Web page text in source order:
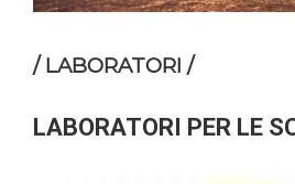
/ LABORATORI /
LABORATORI PER LE